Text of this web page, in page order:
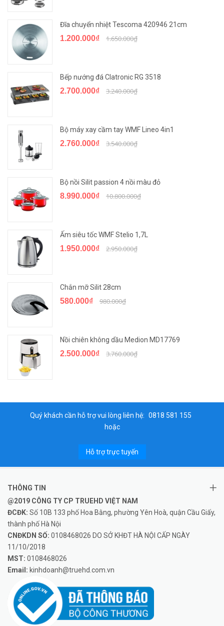
Đĩa chuyển nhiệt Tescoma 420946 21cm
1.200.000₫ 1.650.000₫
Bếp nướng đá Clatronic RG 3518
2.700.000₫ 3.240.000₫
Bộ máy xay cầm tay WMF Lineo 4in1
2.760.000₫ 3.540.000₫
Bộ nồi Silit passion 4 nồi màu đỏ
8.990.000₫ 10.800.000₫
Ấm siêu tốc WMF Stelio 1,7L
1.950.000₫ 2.950.000₫
Chắn mỡ Silit 28cm
580.000₫ 980.000₫
Nồi chiên không dầu Medion MD17769
2.500.000₫ 3.760.000₫
Quý khách cần hỗ trợ vui lòng liên hệ: 0818 581 155
hoặc
Hỗ trợ trực tuyến
THÔNG TIN
@2019 CÔNG TY CP TRUEHD VIỆT NAM
ĐCĐK: Số 10B 133 phố Hoa Bằng, phường Yên Hoà, quận Cầu Giấy,
thành phố Hà Nội
CNĐKDN SỐ: 0108468026 DO SỞ KHĐT HÀ NỘI CẤP NGÀY
11/10/2018
MST: 0108468026
Email: kinhdoanh@truehd.com.vn